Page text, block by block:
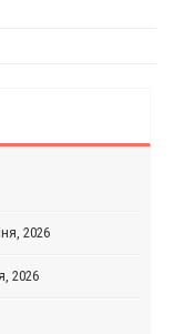
2026
2026